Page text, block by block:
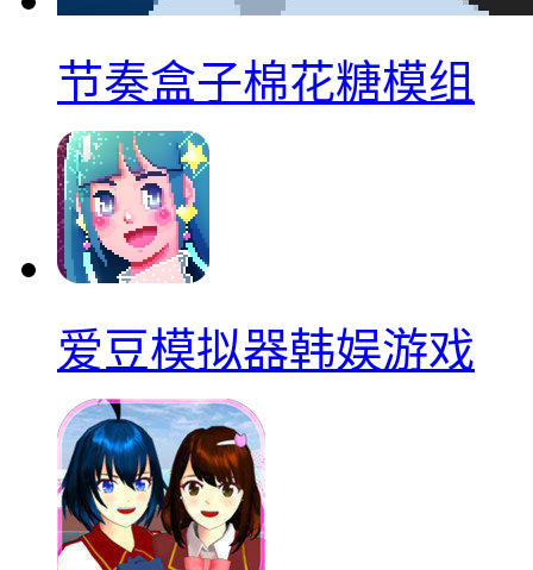
节奏盒子棉花糖模组
爱豆模拟器韩娱游戏